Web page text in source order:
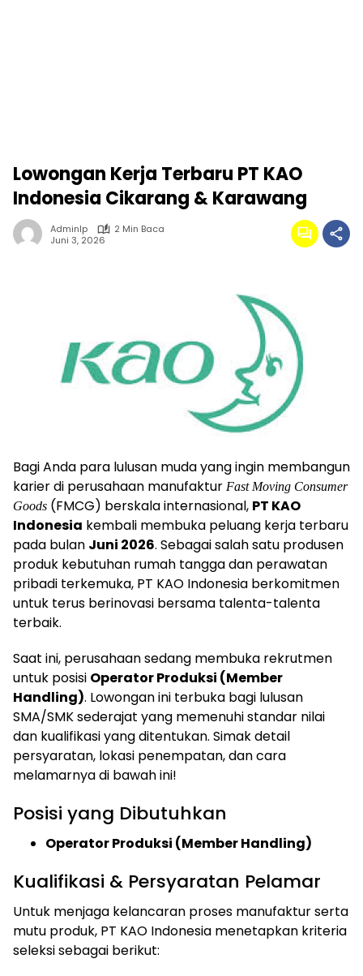
Lowongan Kerja Terbaru PT KAO
Indonesia Cikarang & Karawang
Adminlp
2 Min Baca
Juni 3, 2026
Bagi Anda para lulusan muda yang ingin membangun
karier di perusahaan manufaktur Fast Moving Consumer
Goods (FMCG) berskala internasional, PT KAO
Indonesia kembali membuka peluang kerja terbaru
pada bulan Juni 2026. Sebagai salah satu produsen
produk kebutuhan rumah tangga dan perawatan
pribadi terkemuka, PT KAO Indonesia berkomitmen
untuk terus berinovasi bersama talenta-talenta
terbaik.
Saat ini, perusahaan sedang membuka rekrutmen
untuk posisi Operator Produksi (Member
Handling). Lowongan ini terbuka bagi lulusan
SMA/SMK sederajat yang memenuhi standar nilai
dan kualifikasi yang ditentukan. Simak detail
persyaratan, lokasi penempatan, dan cara
melamarnya di bawah ini!
Posisi yang Dibutuhkan
Operator Produksi (Member Handling)
Kualifikasi & Persyaratan Pelamar
Untuk menjaga kelancaran proses manufaktur serta
mutu produk, PT KAO Indonesia menetapkan kriteria
seleksi sebagai berikut: